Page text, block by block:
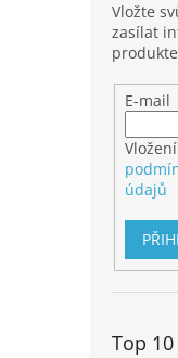
Vložte
zasílat
E-mail
údajů
Top